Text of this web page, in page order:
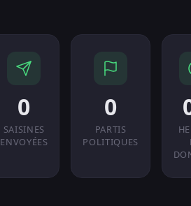
0
SAISINES
ENVOYÉES
0
PARTIS
POLITIQUES